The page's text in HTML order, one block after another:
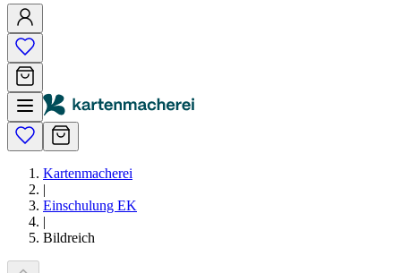
Kartenmacherei
|
Einschulung EK
|
Bildreich